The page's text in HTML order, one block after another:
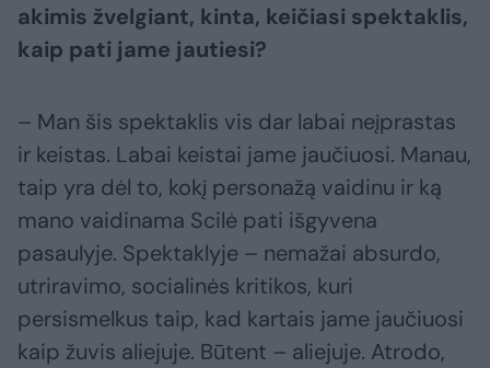
akimis žvelgiant, kinta, keičiasi spektaklis,
kaip pati jame jautiesi?
– Man šis spektaklis vis dar labai neįprastas
ir keistas. Labai keistai jame jaučiuosi. Manau,
taip yra dėl to, kokį personažą vaidinu ir ką
mano vaidinama Scilė pati išgyvena
pasaulyje. Spektaklyje – nemažai absurdo,
utriravimo, socialinės kritikos, kuri
persismelkus taip, kad kartais jame jaučiuosi
kaip žuvis aliejuje. Būtent – aliejuje. Atrodo,